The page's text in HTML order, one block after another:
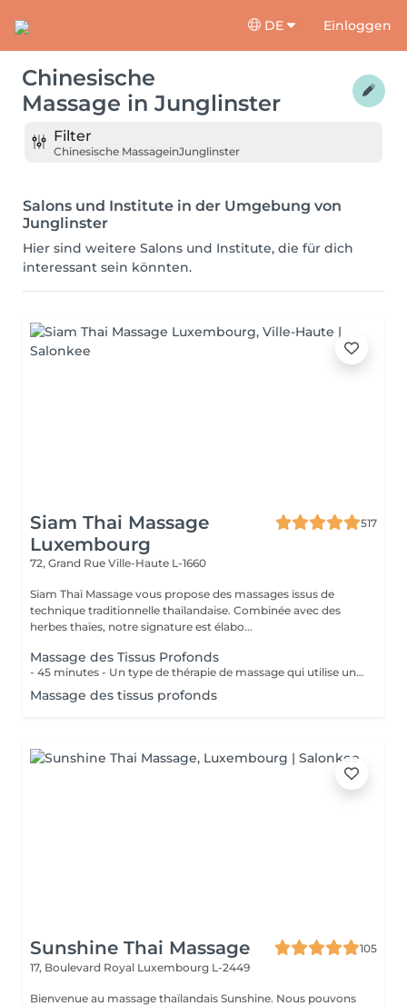
DE Einloggen
Chinesische
Massage in Junglinster
Filter
Chinesische MassageinJunglinster
Salons und Institute in der Umgebung von
Junglinster
Hier sind weitere Salons und Institute, die für dich
interessant sein könnten.
Siam Thai Massage
Luxembourg
517
72, Grand Rue Ville-Haute L-1660
Siam Thaï Massage vous propose des massages issus de
technique traditionnelle thaïlandaise. Combinée avec des
herbes thaïes, notre signature est élabo...
Massage des Tissus Profonds
- 45 minutes - Un type de thérapie de massage qui utilise une pression ferme et des mouvements lents pour atteindre les couches les plus profondes du muscle. Il est utilisé pour les douleurs musculaires, raideur de la nuque et du haut du dos, les lombalgies et les jambes et épaules endolories.
Massage des tissus profonds
Sunshine Thai Massage
105
17, Boulevard Royal Luxembourg L-2449
Bienvenue au massage thaïlandais Sunshine. Nous pouvons